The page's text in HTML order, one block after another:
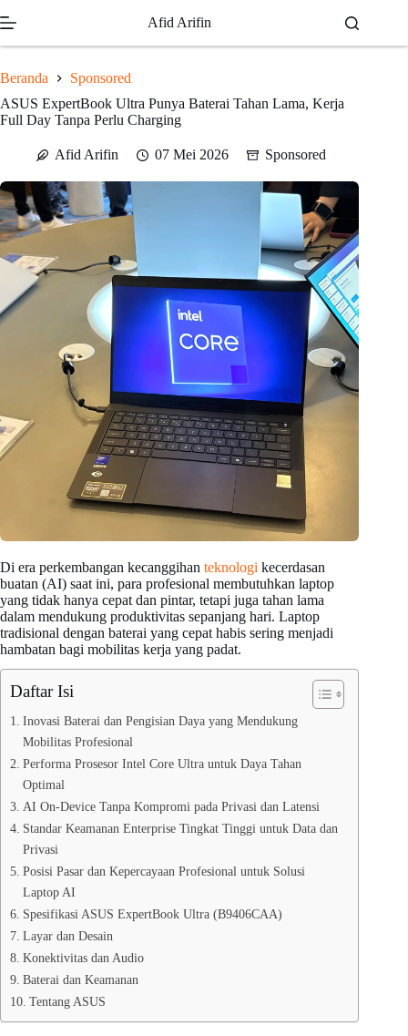
to
Afid Arifin
Beranda
Sponsored
ASUS ExpertBook Ultra Punya Baterai Tahan Lama, Kerja
Full Day Tanpa Perlu Charging
Afid Arifin 07 Mei 2026 Sponsored
Di era perkembangan kecanggihan teknologi kecerdasan
buatan (AI) saat ini, para profesional membutuhkan laptop
yang tidak hanya cepat dan pintar, tetapi juga tahan lama
dalam mendukung produktivitas sepanjang hari. Laptop
tradisional dengan baterai yang cepat habis sering menjadi
hambatan bagi mobilitas kerja yang padat.
Daftar Isi
Inovasi Baterai dan Pengisian Daya yang Mendukung
Mobilitas Profesional
Performa Prosesor Intel Core Ultra untuk Daya Tahan
Optimal
AI On-Device Tanpa Kompromi pada Privasi dan Latensi
Standar Keamanan Enterprise Tingkat Tinggi untuk Data dan
Privasi
Posisi Pasar dan Kepercayaan Profesional untuk Solusi
Laptop AI
Spesifikasi ASUS ExpertBook Ultra (B9406CAA)
Layar dan Desain
Konektivitas dan Audio
Baterai dan Keamanan
Tentang ASUS